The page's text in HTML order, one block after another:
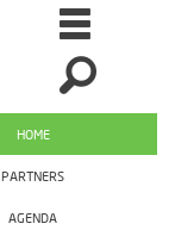
HOME
PARTNERS
AGENDA